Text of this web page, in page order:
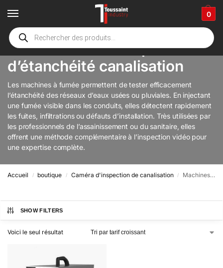
0
Machines à fumée pour test
d’étanchéité canalisation
Les machines à fumée permettent de tester efficacement
l’étanchéité des réseaux d’eaux usées ou pluviales. En injectant
une fumée visible dans les conduits, elles détectent rapidement
les fuites, infiltrations ou défauts d’installation. Très utilisées par
les professionnels de l’assainissement ou du sanitaire, elles
offrent une méthode complémentaire à l’inspection vidéo pour
une expertise complète.
Accueil / boutique / Caméra d'inspection de canalisation / Machines à fumée pour test d’étanchéité canalisation
SHOW FILTERS
Voici le seul résultat